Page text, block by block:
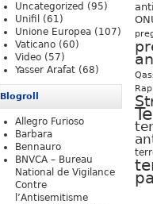
Uncategorized (95)
Unifil
(61)
Unione Europea (107)
Vaticano (60)
Video (57)
Yasser Arafat (68)
Blogroll
Allegro Furioso
Barbara
Bennauro
BNVCA – Bureau
National de Vigilance
Contre
l’Antisemitisme